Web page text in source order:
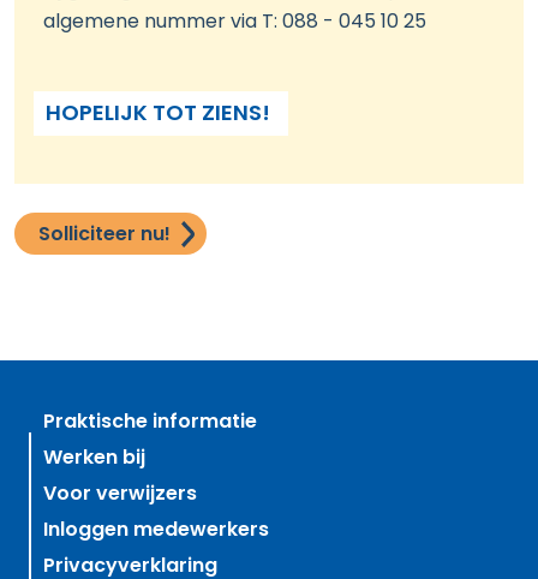
algemene nummer via T: 088 - 045 10 25
HOPELIJK TOT ZIENS!
Solliciteer nu!
Praktische informatie
Werken bij
Voor verwijzers
Inloggen medewerkers
Privacyverklaring